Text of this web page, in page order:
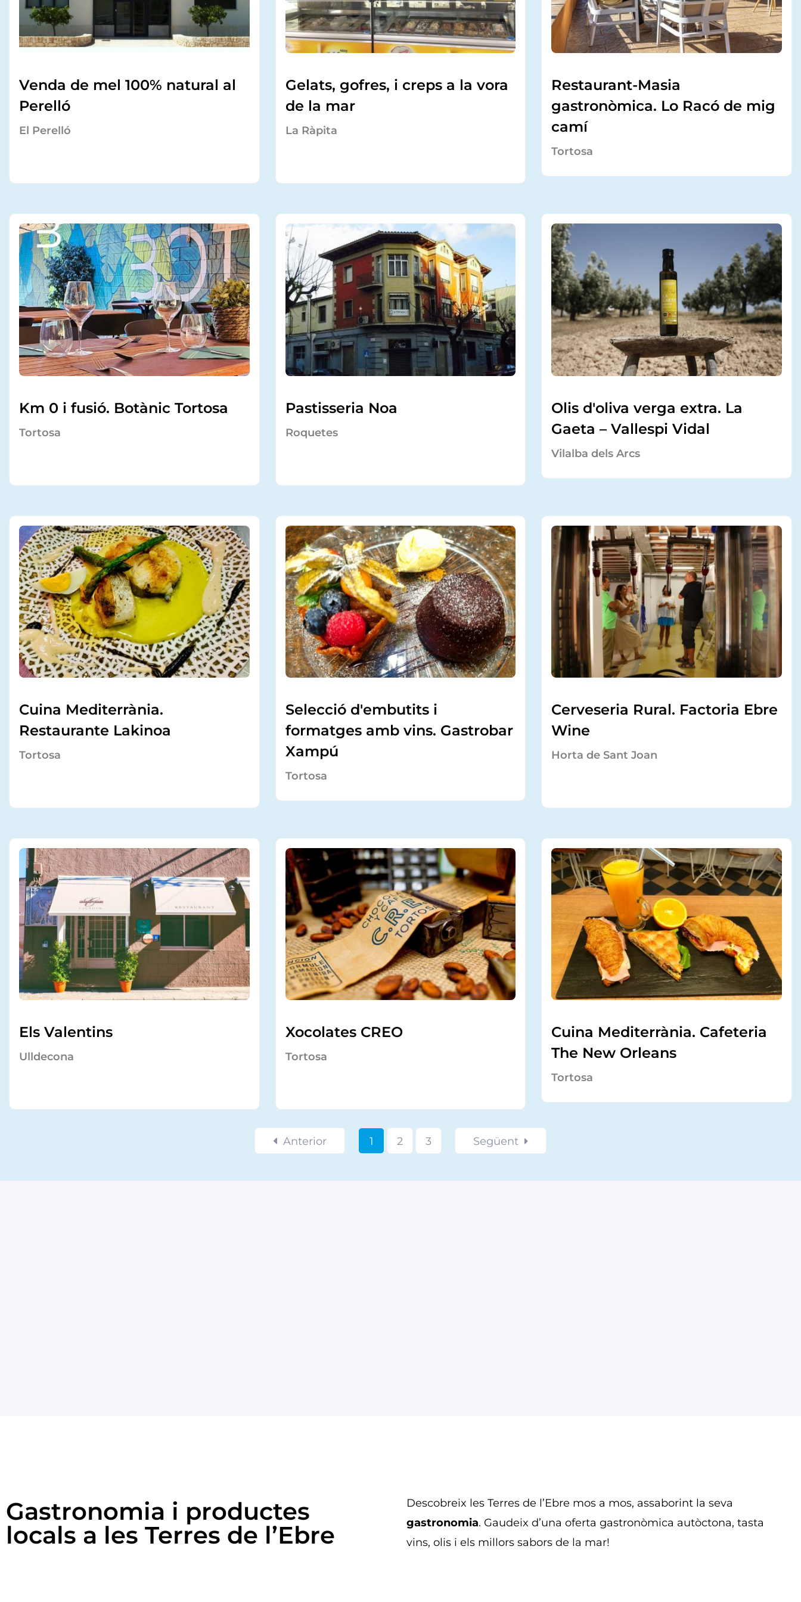
Venda de mel 100% natural al
Perelló
El Perelló
Gelats, gofres, i creps a la vora
de la mar
La Ràpita
Restaurant-Masia
gastronòmica. Lo Racó de mig
camí
Tortosa
Km 0 i fusió. Botànic Tortosa
Tortosa
Pastisseria Noa
Roquetes
Olis d'oliva verga extra. La
Gaeta – Vallespi Vidal
Vilalba dels Arcs
Cuina Mediterrània.
Restaurante Lakinoa
Tortosa
Selecció d'embutits i
formatges amb vins. Gastrobar
Xampú
Tortosa
Cerveseria Rural. Factoria Ebre
Wine
Horta de Sant Joan
Els Valentins
Ulldecona
Xocolates CREO
Tortosa
Cuina Mediterrània. Cafeteria
The New Orleans
Tortosa
Anterior 1 2 3 Següent
Gastronomia i productes
locals a les Terres de l’Ebre
Descobreix les Terres de l’Ebre mos a mos, assaborint la seva
gastronomia. Gaudeix d’una oferta gastronòmica autòctona, tasta
vins, olis i els millors sabors de la mar!